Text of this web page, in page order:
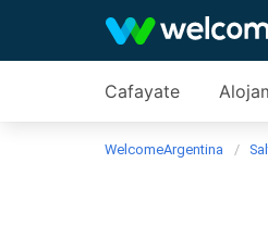
Cafayate
WelcomeArgentina